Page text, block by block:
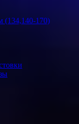
(134,140-170)